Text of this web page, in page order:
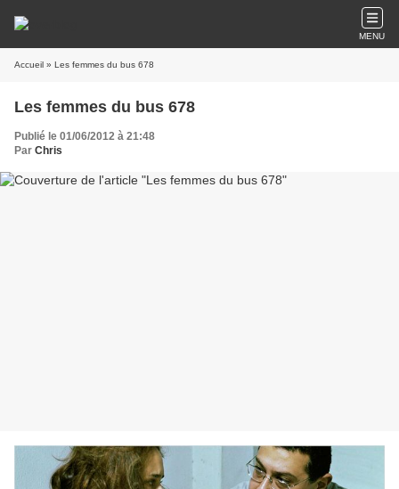
MENU
Accueil » Les femmes du bus 678
Les femmes du bus 678
Publié le 01/06/2012 à 21:48
Par Chris